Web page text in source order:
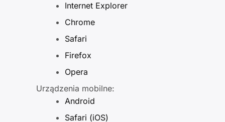
Internet Explorer
Chrome
Safari
Firefox
Opera
Urządzenia mobilne:
Android
Safari (iOS)